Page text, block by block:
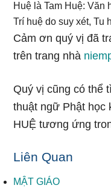
Huệ là Tam Huệ: Văn
Trí huệ do suy xét, Tu
Cảm ơn quý vị đã
trên trang nhà
Quý vị cũng có thể
thuật ngữ Phật học
HUỆ tương ứng
Liên Quan
MẬT GIÁO